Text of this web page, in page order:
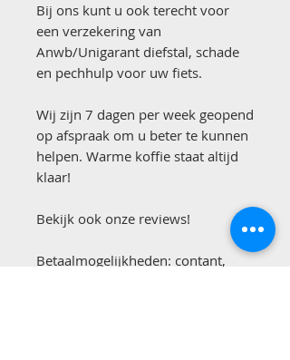
Bij ons kunt u ook terecht voor
een verzekering van
Anwb/Unigarant diefstal, schade
en pechhulp voor uw fiets.
Wij zijn 7 dagen per week geopend
op afspraak om u beter te kunnen
helpen. Warme koffie staat altijd
klaar!
Bekijk ook onze reviews!
Betaalmogelijkheden: contant,